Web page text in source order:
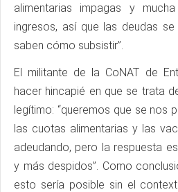
alimentarias impagas y
ingresos, así que las deudas
saben cómo subsistir”.
El militante de la CoNAT de
hacer hincapié en que se trata
legítimo: “queremos que se nos
las cuotas alimentarias y las
adeudando, pero la respuesta
y más despidos”. Como
esto sería posible sin el